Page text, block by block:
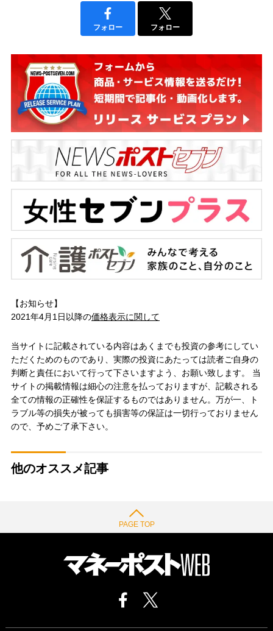
フォロー フォロー
【お知らせ】
2021年4月1日以降の価格表示に関して
当サイトに記載されている内容はあくまでも投資の参考にしてい
ただくためのものであり、実際の投資にあたっては読者ご自身の
判断と責任において行って下さいますよう、お願い致します。 当
サイトの掲載情報は細心の注意を払っておりますが、記載される
全ての情報の正確性を保証するものではありません。万が一、ト
ラブル等の損失が被っても損害等の保証は一切行っておりません
ので、予めご了承下さい。
他のオススメ記事
PAGE TOP